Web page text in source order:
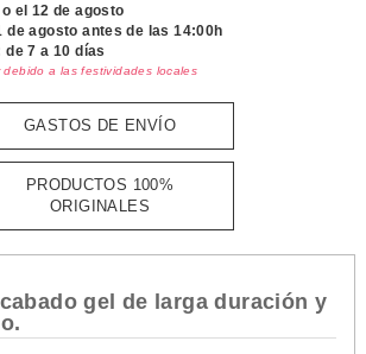
o el 12 de agosto
de agosto antes de las 14:00h
7 a 10 días
a las festividades locales
GASTOS DE ENVÍO
PRODUCTOS 100%
ORIGINALES
gel de larga duración y